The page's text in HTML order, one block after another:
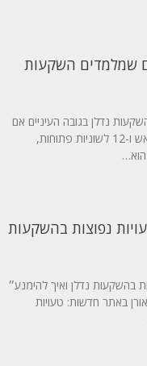
שמלמדים השקעות
נדלן בגובה העיניים אם
חיפשת פעם ״השקעות נדלן״ ויצאת עם כאב ראש ו-12 לשוניות פתוחות,
נפוצות בהשקעות
בהשקעות נדלן ואיך להימנע״
באתר חדשות: טעויות